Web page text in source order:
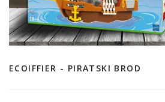
ECOIFFIER - PIRATSKI BROD